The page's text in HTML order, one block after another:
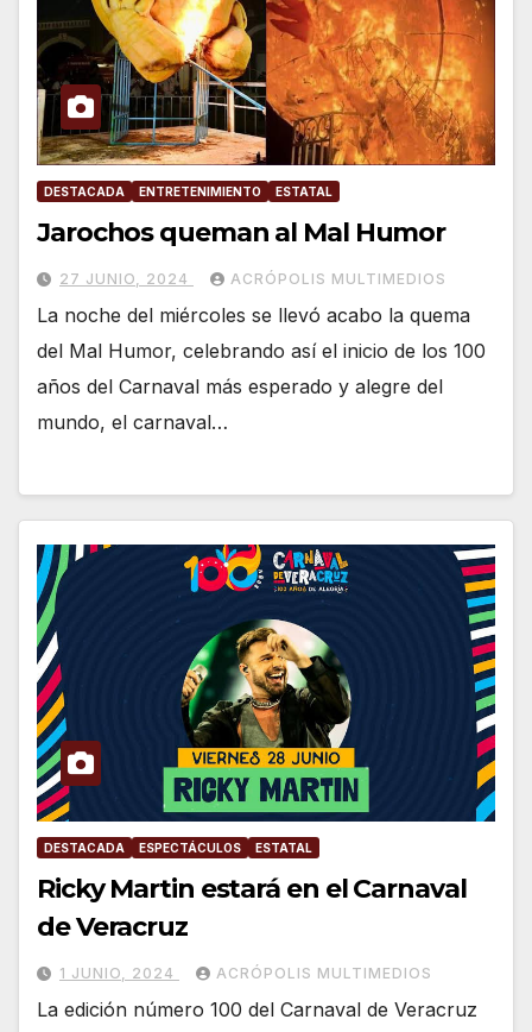
DESTACADA ENTRETENIMIENTO ESTATAL
Jarochos queman al Mal Humor
27 JUNIO, 2024 ACRÓPOLIS MULTIMEDIOS
La noche del miércoles se llevó acabo la quema
del Mal Humor, celebrando así el inicio de los 100
años del Carnaval más esperado y alegre del
mundo, el carnaval…
DESTACADA ESPECTÁCULOS ESTATAL
Ricky Martin estará en el Carnaval
de Veracruz
1 JUNIO, 2024 ACRÓPOLIS MULTIMEDIOS
La edición número 100 del Carnaval de Veracruz